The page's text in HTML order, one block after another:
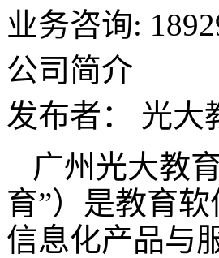
业务咨询:
公司简介
发布者：
光大
广州光大教
育”）是教育
信息化产品与